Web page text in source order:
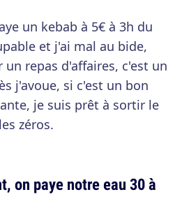
un kebab à 5€ à 3h du
et j'ai mal au bide,
un repas d'affaires, c'est un
j'avoue, si c'est un bon
je suis prêt à sortir le
zéros.
on paye notre eau 30 à